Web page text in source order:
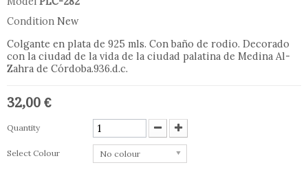
Condition New
Colgante en plata de 925 mls. Con baño de rodio. Decorado
con la ciudad de la vida de la ciudad palatina de Medina Al-
Zahra de Córdoba.936.d.c.
32,00 €
Quantity
Select Colour No colour